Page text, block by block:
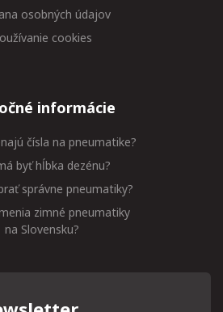
osobných údajov
cookies
informácie
čísla na pneumatike?
byť hĺbka dezénu?
správne pneumatiky?
zimné pneumatiky
na Slovensku?